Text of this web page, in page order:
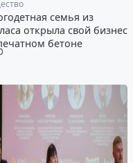
семья из
открыла свой бизнес
бетоне